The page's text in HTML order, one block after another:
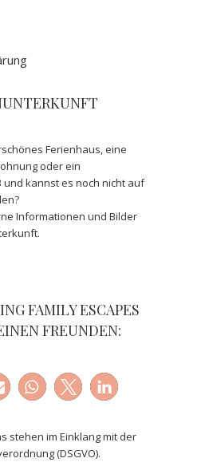
Ferienhaus, eine
oder ein
kannst es noch nicht auf
Informationen und Bilder
FAMILY ESCAPES
FREUNDEN:
stehen im Einklang mit der
(DSGVO).